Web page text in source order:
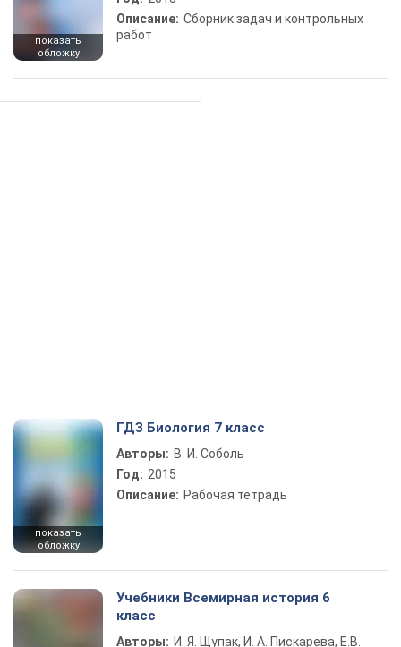
показать
обложку
Описание: Сборник задач и контрольных
работ
показать
обложку
ГДЗ Биология 7 класс
Авторы: В. И. Соболь
Год: 2015
Описание: Рабочая тетрадь
Учебники Всемирная история 6
класс
Авторы: И. Я. Щупак, И. А. Пискарева, Е.В.